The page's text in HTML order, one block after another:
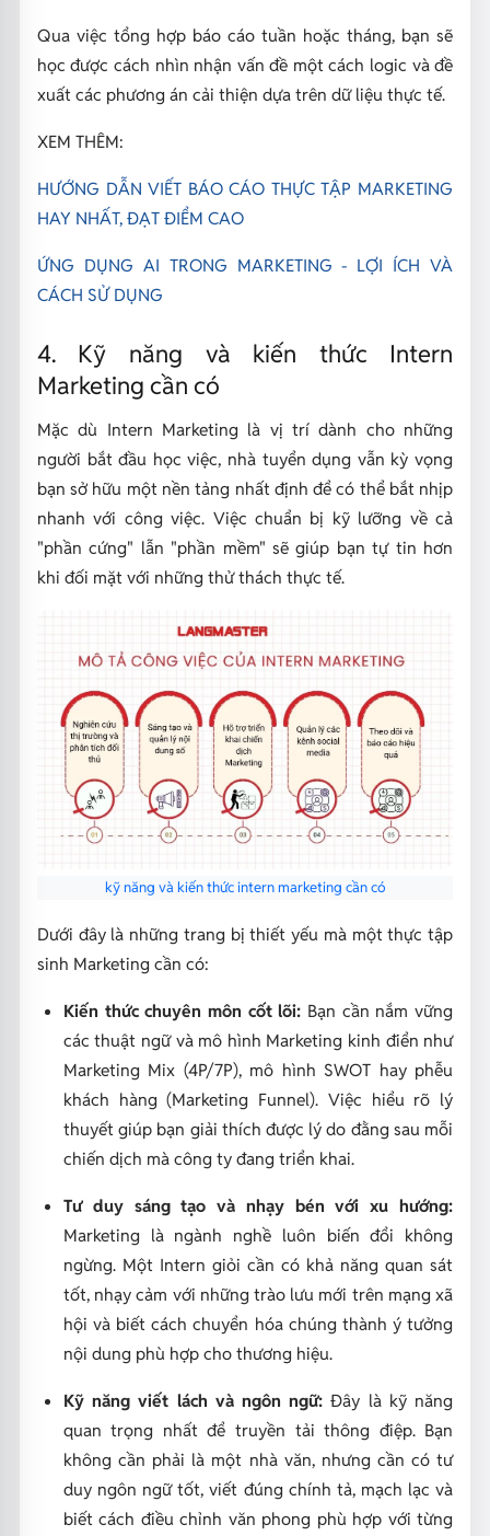
Qua việc tổng hợp báo cáo tuần hoặc tháng, bạn sẽ
học được cách nhìn nhận vấn đề một cách logic và đề
xuất các phương án cải thiện dựa trên dữ liệu thực tế.
XEM THÊM:
HƯỚNG DẪN VIẾT BÁO CÁO THỰC TẬP MARKETING
HAY NHẤT, ĐẠT ĐIỂM CAO
ỨNG DỤNG AI TRONG MARKETING - LỢI ÍCH VÀ
CÁCH SỬ DỤNG
4. Kỹ năng và kiến thức Intern
Marketing cần có
Mặc dù Intern Marketing là vị trí dành cho những
người bắt đầu học việc, nhà tuyển dụng vẫn kỳ vọng
bạn sở hữu một nền tảng nhất định để có thể bắt nhịp
nhanh với công việc. Việc chuẩn bị kỹ lưỡng về cả
"phần cứng" lẫn "phần mềm" sẽ giúp bạn tự tin hơn
khi đối mặt với những thử thách thực tế.
kỹ năng và kiến thức intern marketing cần có
Dưới đây là những trang bị thiết yếu mà một thực tập
sinh Marketing cần có:
Kiến thức chuyên môn cốt lõi: Bạn cần nắm vững
các thuật ngữ và mô hình Marketing kinh điển như
Marketing Mix (4P/7P), mô hình SWOT hay phễu
khách hàng (Marketing Funnel). Việc hiểu rõ lý
thuyết giúp bạn giải thích được lý do đằng sau mỗi
chiến dịch mà công ty đang triển khai.
Tư duy sáng tạo và nhạy bén với xu hướng:
Marketing là ngành nghề luôn biến đổi không
ngừng. Một Intern giỏi cần có khả năng quan sát
tốt, nhạy cảm với những trào lưu mới trên mạng xã
hội và biết cách chuyển hóa chúng thành ý tưởng
nội dung phù hợp cho thương hiệu.
Kỹ năng viết lách và ngôn ngữ: Đây là kỹ năng
quan trọng nhất để truyền tải thông điệp. Bạn
không cần phải là một nhà văn, nhưng cần có tư
duy ngôn ngữ tốt, viết đúng chính tả, mạch lạc và
biết cách điều chỉnh văn phong phù hợp với từng